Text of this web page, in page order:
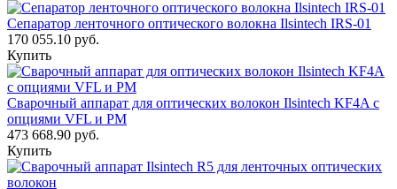
Сепаратор ленточного оптического волокна Ilsintech IRS-01
170 055.10 руб.
Купить
Сварочный аппарат для оптических волокон Ilsintech KF4A с
опциями VFL и PM
473 668.90 руб.
Купить